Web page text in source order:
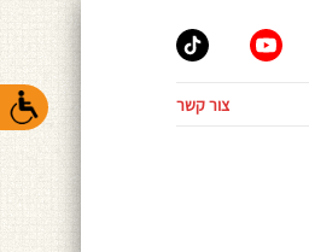
צור קשר